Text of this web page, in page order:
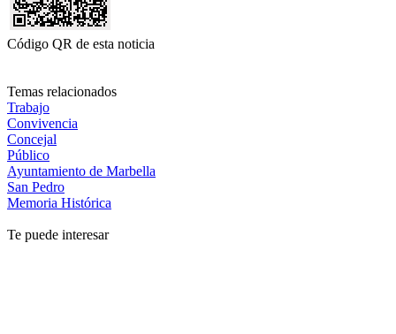
Código QR de esta noticia
Temas relacionados
Trabajo
Convivencia
Concejal
Público
Ayuntamiento de Marbella
San Pedro
Memoria Histórica
Te puede interesar